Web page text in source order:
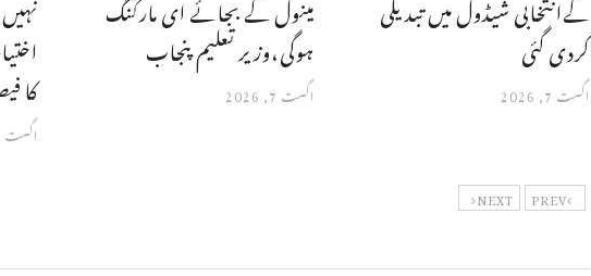
کا
اگست 7, 2026
ہوگی،وزیر تعلیم پنجاب
اگست 7, 2026
کردی گئی
اگست 7, 2026
PREV
NEXT